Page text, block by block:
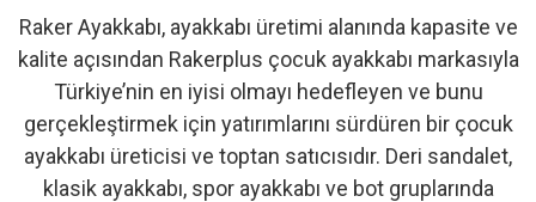
- İlk Adım & Bebek Ayakkabı
- Babetler
Raker Ayakkabı, ayakkabı üretimi alanında kapasite ve
kalite açısından Rakerplus çocuk ayakkabı markasıyla
Türkiye’nin en iyisi olmayı hedefleyen ve bunu
gerçekleştirmek için yatırımlarını sürdüren bir çocuk
ayakkabı üreticisi ve toptan satıcısıdır. Deri sandalet,
klasik ayakkabı, spor ayakkabı ve bot gruplarında